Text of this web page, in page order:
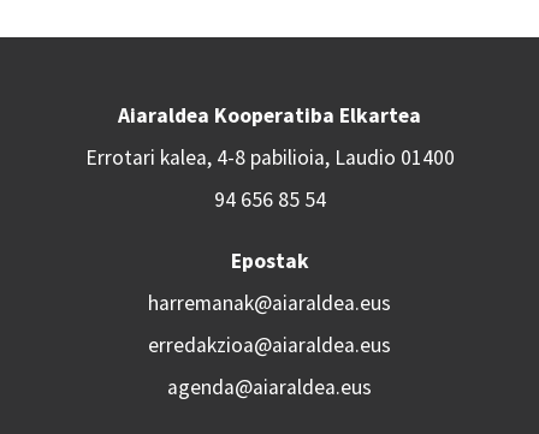
Aiaraldea Kooperatiba Elkartea
Errotari kalea, 4-8 pabilioia, Laudio 01400
94 656 85 54
Epostak
harremanak@aiaraldea.eus
erredakzioa@aiaraldea.eus
agenda@aiaraldea.eus